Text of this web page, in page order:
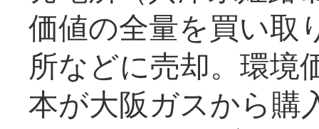
価値の全量を買い取
所などに売却。環境
本が大阪ガスから購